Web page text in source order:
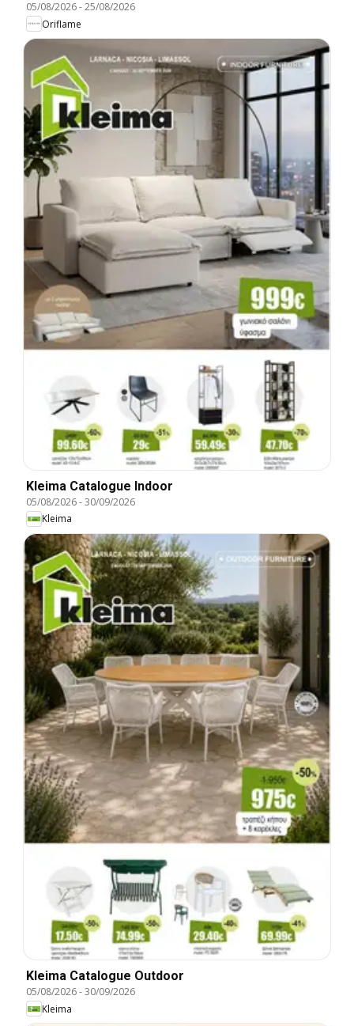
05/08/2026-25/08/2026
Oriflame
Kleima Catalogue Indoor
05/08/2026-30/09/2026
Kleima
Kleima Catalogue Outdoor
05/08/2026-30/09/2026
Kleima